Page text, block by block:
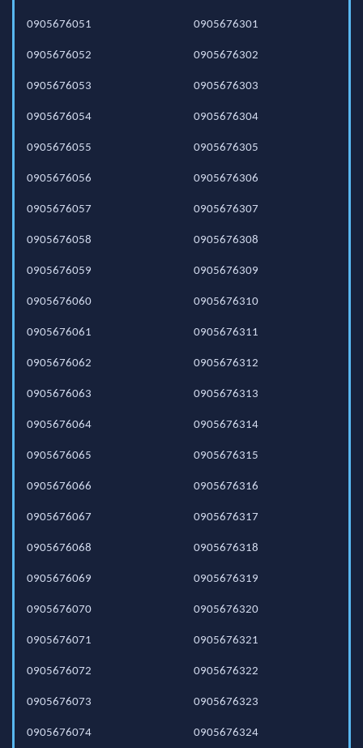
0905676051
0905676052
0905676053
0905676054
0905676055
0905676056
0905676057
0905676058
0905676059
0905676060
0905676061
0905676062
0905676063
0905676064
0905676065
0905676066
0905676067
0905676068
0905676069
0905676070
0905676071
0905676072
0905676073
0905676074
0905676301
0905676302
0905676303
0905676304
0905676305
0905676306
0905676307
0905676308
0905676309
0905676310
0905676311
0905676312
0905676313
0905676314
0905676315
0905676316
0905676317
0905676318
0905676319
0905676320
0905676321
0905676322
0905676323
0905676324